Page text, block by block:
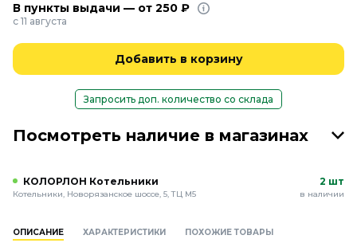
В пункты выдачи — от 250 ₽
с 11 августа
Добавить в корзину
Запросить доп. количество со склада
Посмотреть наличие в магазинах
КОЛОРЛОН Котельники
Котельники, Новорязанское шоссе, 5, ТЦ М5
2 шт
в наличии
ОПИСАНИЕ ХАРАКТЕРИСТИКИ ПОХОЖИЕ ТОВАРЫ